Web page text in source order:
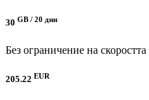
30 GB / 20 дни
Без ограничение на скоростта
205.22 EUR